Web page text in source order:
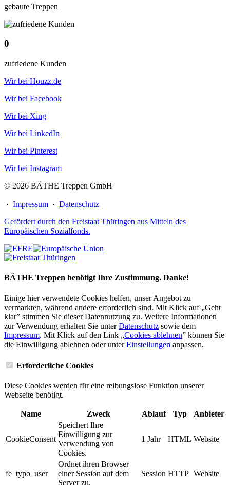
gebaute Treppen
0
zufriedene Kunden
Wir bei Houzz.de
Wir bei Facebook
Wir bei Xing
Wir bei LinkedIn
Wir bei Pinterest
Wir bei Instagram
© 2026 BÄTHE Treppen GmbH
· Impressum · Datenschutz
Gefördert durch den Freistaat Thüringen aus Mitteln des
Europäischen Sozialfonds.
BÄTHE Treppen benötigt Ihre Zustimmung. Danke!
Einige hier verwendete Cookies helfen, unser Angebot zu
vermarkten, während andere erforderlich sind. Mit Klick auf „Geht
klar” stimmen Sie dieser Datennutzung zu. Weitere Informationen
zur Verwendung erhalten Sie unterDatenschutz sowie dem
Impressum. Mit Klick auf den Link „Cookies ablehnen” können Sie
die Einwilligung ablehnen oder unterEinstellungen anpassen.
Erforderliche Cookies
Diese Cookies werden für eine reibungslose Funktion unserer
Webseite benötigt.
Name Zweck Ablauf Typ Anbieter
CookieConsent
Speichert Ihre
Einwilligung zur
Verwendung von
Cookies.
1 Jahr HTML Website
fe_typo_user
Ordnet ihren Browser
einer Session auf dem
Server zu.
Session HTTP Website